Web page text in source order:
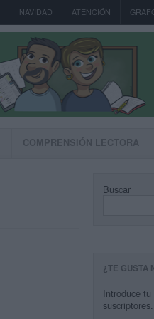
NAVIDAD ATENCIÓN
COMPRENSIÓN LECTORA
Buscar
¿TE GUSTA
Introduce
suscriptores.